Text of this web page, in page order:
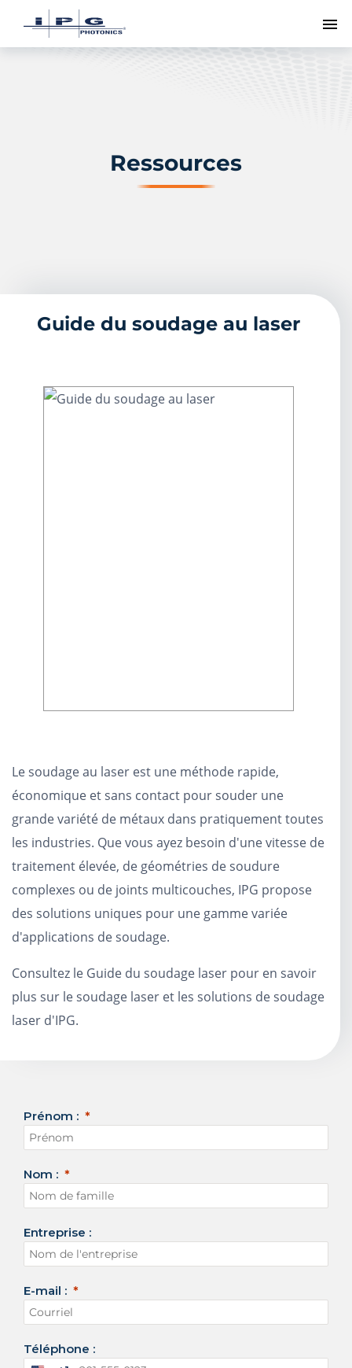
Ressources
Guide du soudage au laser
Le soudage au laser est une méthode rapide,
économique et sans contact pour souder une
grande variété de métaux dans pratiquement toutes
les industries. Que vous ayez besoin d'une vitesse de
traitement élevée, de géométries de soudure
complexes ou de joints multicouches, IPG propose
des solutions uniques pour une gamme variée
d'applications de soudage.
Consultez le Guide du soudage laser pour en savoir
plus sur le soudage laser et les solutions de soudage
laser d'IPG.
Prénom :
Nom :
Entreprise :
E-mail :
Téléphone :